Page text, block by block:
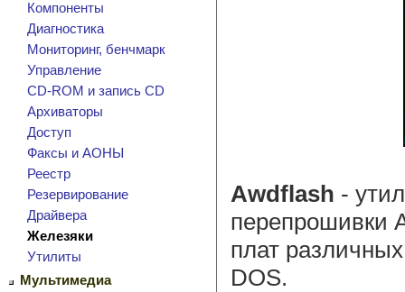
Компоненты
Диагностика
Мониторинг, бенчмарк
Управление
CD-ROM и запись CD
Архиваторы
Доступ
Факсы и АОНЫ
Реестр
Резервирование
Драйвера
Железяки
Утилиты
Мультимедиа
Awdflash -
перепрошивки
плат
DOS.